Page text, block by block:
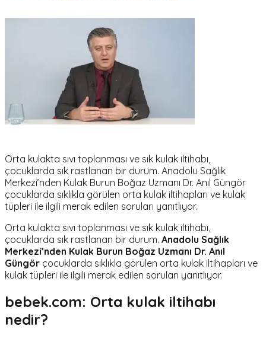
Orta kulakta sıvı toplanması ve sık kulak iltihabı,
çocuklarda sık rastlanan bir durum. Anadolu Sağlık
Merkezi’nden Kulak Burun Boğaz Uzmanı Dr. Anıl Güngör
çocuklarda sıklıkla görülen orta kulak iltihapları ve kulak
tüpleri ile ilgili merak edilen soruları yanıtlıyor.
Orta kulakta sıvı toplanması ve sık kulak iltihabı,
çocuklarda sık rastlanan bir durum. Anadolu Sağlık
Merkezi’nden Kulak Burun Boğaz Uzmanı Dr. Anıl
Güngör çocuklarda sıklıkla görülen orta kulak iltihapları ve
kulak tüpleri ile ilgili merak edilen soruları yanıtlıyor.
bebek.com: Orta kulak iltihabı
nedir?